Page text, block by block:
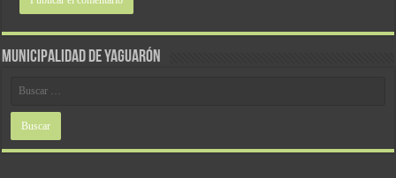
MUNICIPALIDAD DE YAGUARÓN